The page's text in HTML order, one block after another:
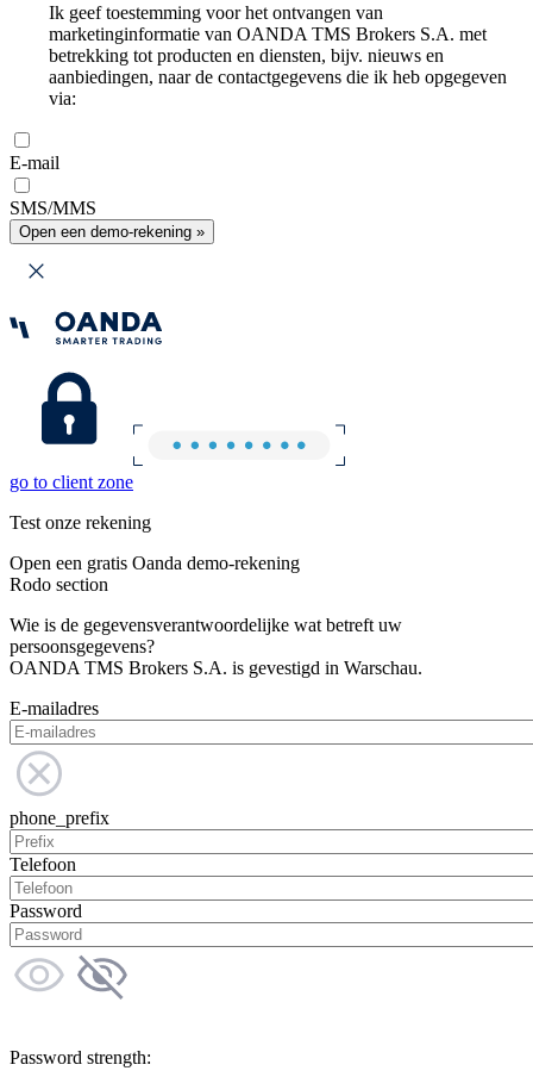
Ik geef toestemming voor het ontvangen van
marketinginformatie van OANDA TMS Brokers S.A. met
betrekking tot producten en diensten, bijv. nieuws en
aanbiedingen, naar de contactgegevens die ik heb opgegeven
via:
E-mail
SMS/MMS
Open een demo-rekening »
go to client zone
Test onze rekening
Open een gratis Oanda demo-rekening
Rodo section
Wie is de gegevensverantwoordelijke wat betreft uw
persoonsgegevens?
OANDA TMS Brokers S.A. is gevestigd in Warschau.
E-mailadres
phone_prefix
Telefoon
Password
Password strength: